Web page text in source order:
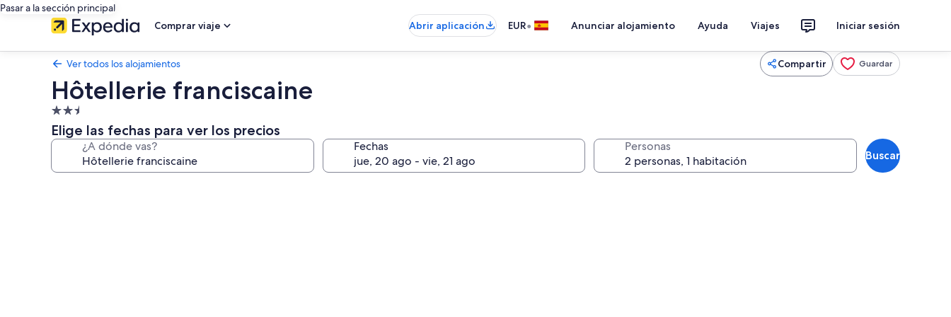
Pasar a la sección principal
Comprar viaje
Abrir aplicación EUR• Anunciar alojamiento Ayuda Viajes Iniciar sesión
Ver todos los alojamientos Compartir Guardar
Hôtellerie franciscaine
Alojamiento
de
2.5 estrellas
Elige las fechas para ver los precios
¿A dónde vas? Fechas Personas
Buscar